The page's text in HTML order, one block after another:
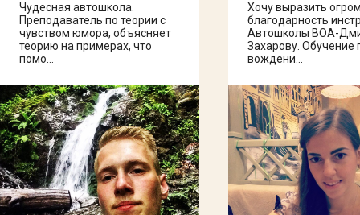
Чудесная автошкола.
Преподаватель по теории с
чувством юмора, объясняет
теорию на примерах, что
помо...
Хочу выразить
благодарность
Автошколы ВОА-
Захарову. Обучение
вождени...